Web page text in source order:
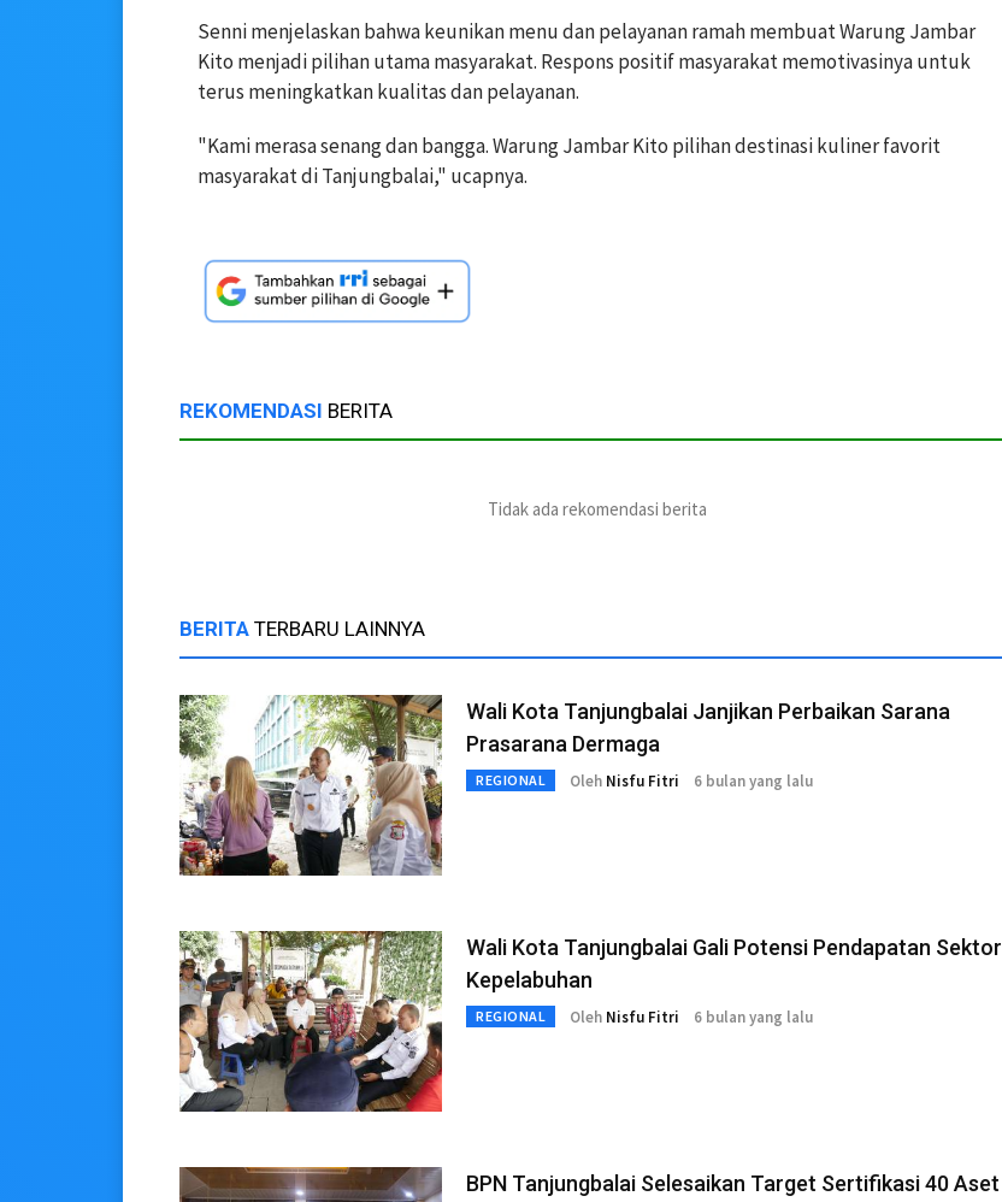
Senni menjelaskan bahwa keunikan menu dan pelayanan ramah membuat Warung Jambar
Kito menjadi pilihan utama masyarakat. Respons positif masyarakat memotivasinya untuk
terus meningkatkan kualitas dan pelayanan.
"Kami merasa senang dan bangga. Warung Jambar Kito pilihan destinasi kuliner favorit
masyarakat di Tanjungbalai," ucapnya.
REKOMENDASI BERITA
Tidak ada rekomendasi berita
BERITA TERBARU LAINNYA
Wali Kota Tanjungbalai Janjikan Perbaikan Sarana
Prasarana Dermaga
REGIONAL Oleh Nisfu Fitri 6 bulan yang lalu
Wali Kota Tanjungbalai Gali Potensi Pendapatan Sektor
Kepelabuhan
REGIONAL Oleh Nisfu Fitri 6 bulan yang lalu
BPN Tanjungbalai Selesaikan Target Sertifikasi 40 Aset